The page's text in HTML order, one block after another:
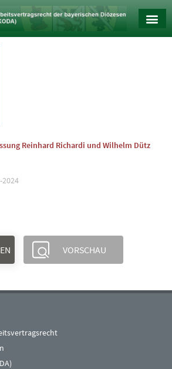
Reinhard Richardi und Wilhelm Dütz
VORSCHAU